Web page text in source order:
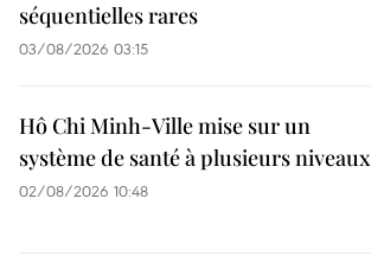
séquentielles rares
03/08/2026 03:15
Hô Chi Minh-Ville mise sur un
système de santé à plusieurs niveaux
02/08/2026 10:48